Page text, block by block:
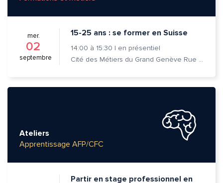
mer.
02
septembre
15-25 ans : se former en Suisse
14:00 à 15:30 | en présentiel
Cité des Métiers du Grand Genève Rue Prévost-Martin 6 1205 Genève
Ateliers
Apprentissage AFP/CFC
Partir en stage professionnel en